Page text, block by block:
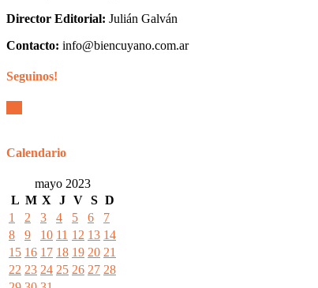
Director Editorial: Julián Galván
Contacto: info@biencuyano.com.ar
Seguinos!
Calendario
mayo 2023
L M X J V S D
1
2 3 4 5 6
7
8
9 10 11 12 13 14
15 16 17 18 19 20 21
22 23 24 25 26 27 28